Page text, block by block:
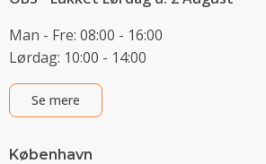
Man - Fre: 08:00 - 16:00
Lørdag: 10:00 - 14:00
Se mere
København